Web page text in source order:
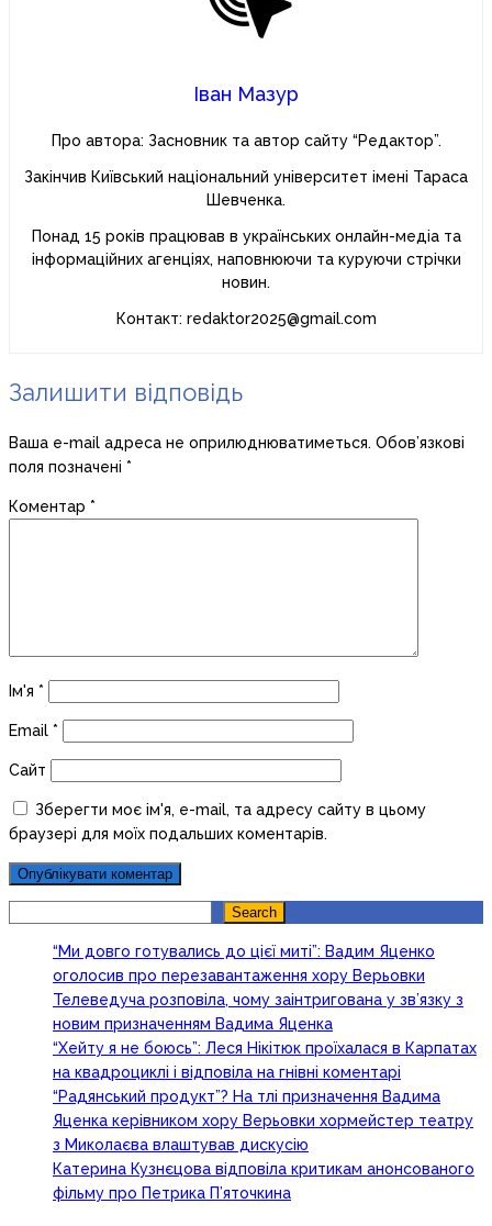
Іван Мазур
Про автора: Засновник та автор сайту “Редактор”.
Закінчив Київський національний університет імені Тараса
Шевченка.
Понад 15 років працював в українських онлайн-медіа та
інформаційних агенціях, наповнюючи та куруючи стрічки
новин.
Контакт: redaktor2025@gmail.com
Залишити відповідь
Ваша e-mail адреса не оприлюднюватиметься. Обов’язкові
поля позначені *
Коментар *
Ім'я *
Email *
Сайт
Зберегти моє ім'я, e-mail, та адресу сайту в цьому
браузері для моїх подальших коментарів.
Search
“Ми довго готувались до цієї миті”: Вадим Яценко
оголосив про перезавантаження хору Верьовки
Телеведуча розповіла, чому заінтригована у зв’язку з
новим призначенням Вадима Яценка
“Хейту я не боюсь”: Леся Нікітюк проїхалася в Карпатах
на квадроциклі і відповіла на гнівні коментарі
“Радянський продукт”? На тлі призначення Вадима
Яценка керівником хору Верьовки хормейстер театру
з Миколаєва влаштував дискусію
Катерина Кузнєцова відповіла критикам анонсованого
фільму про Петрика П’яточкина